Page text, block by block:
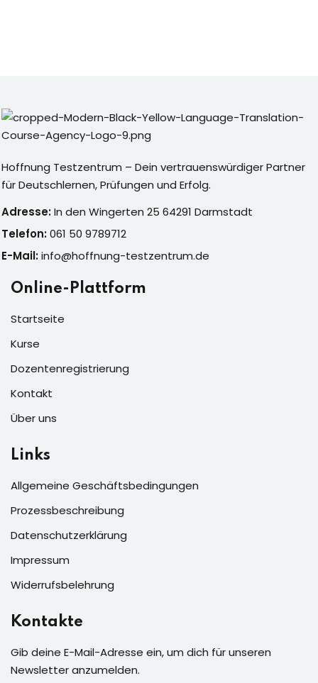
Hoffnung Testzentrum – Dein vertrauenswürdiger Partner
für Deutschlernen, Prüfungen und Erfolg.
Adresse:In den Wingerten 25 64291 Darmstadt
Telefon:061 50 9789712
E-Mail:info@hoffnung-testzentrum.de
Online-Plattform
Startseite
Kurse
Dozentenregistrierung
Kontakt
Über uns
Links
Allgemeine Geschäftsbedingungen
Prozessbeschreibung
Datenschutzerklärung
Impressum
Widerrufsbelehrung
Kontakte
Gib deine E-Mail-Adresse ein, um dich für unseren
Newsletter anzumelden.